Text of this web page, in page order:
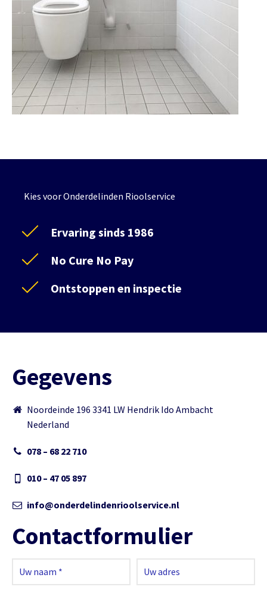
Kies voor Onderdelinden Rioolservice
Ervaring sinds 1986
No Cure No Pay
Ontstoppen en inspectie
Gegevens
Noordeinde 196 3341 LW Hendrik Ido Ambacht
Nederland
078 – 68 22 710
010 – 47 05 897
info@onderdelindenrioolservice.nl
Contactformulier